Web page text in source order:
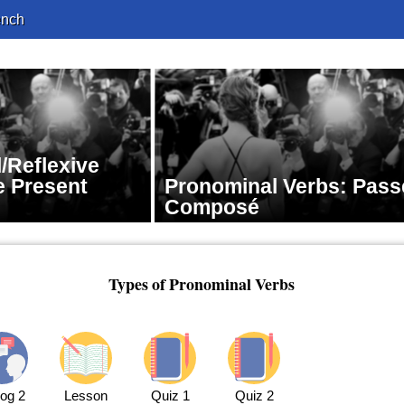
Reflexive
Present
Pronominal Verbs:
Composé
Types of Pronominal Verbs
2 Lesson Quiz 1 Quiz 2